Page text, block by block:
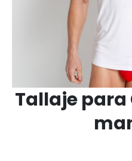
Tallaje